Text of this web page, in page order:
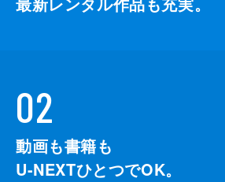
02
動画も書籍も
U-NEXTひとつでOK。